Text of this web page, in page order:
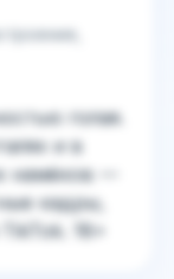
голая.
и в
намёков —
кадры,
18+